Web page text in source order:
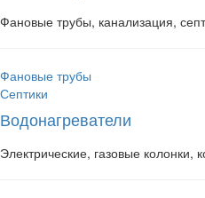
Фановые трубы, канализация,
Фановые трубы
Септики
Водонагреватели
Электрические, газовые колонки,